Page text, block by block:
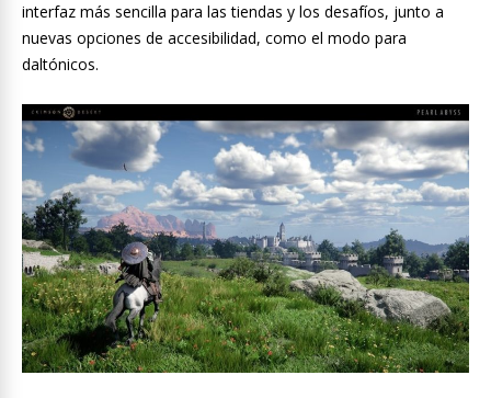
interfaz más sencilla para las tiendas y los desafíos, junto a
nuevas opciones de accesibilidad, como el modo para
daltónicos.